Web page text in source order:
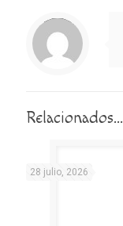
Notice
: Trying to access array offset on value of type null in
/home/misioner/public_html/padresblancos/themes/betheme/includes/content-single.php
on line
286
Relacionados...
28 julio, 2026